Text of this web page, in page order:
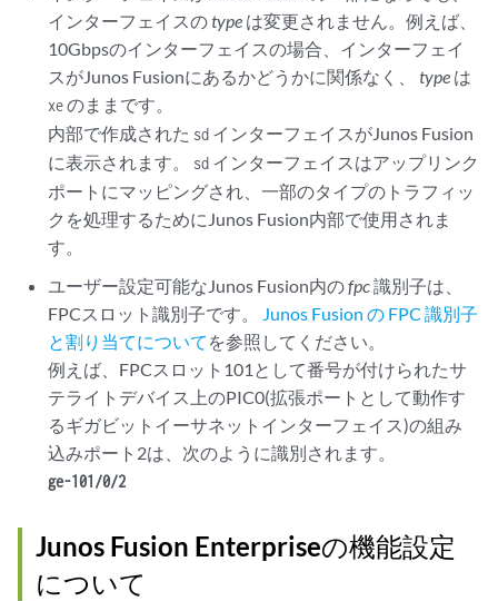
インターフェイスのtype は変更されません。例えば、
10Gbpsのインターフェイスの場合、インターフェイ
スがJunos Fusionにあるかどうかに関係なく、type は
xeのままです。
内部で作成された sd インターフェイスがJunos Fusion
に表示されます。 sd インターフェイスはアップリンク
ポートにマッピングされ、一部のタイプのトラフィッ
クを処理するためにJunos Fusion内部で使用されま
す。
ユーザー設定可能なJunos Fusion内のfpc識別子は、
FPCスロット識別子です。 Junos Fusion の FPC 識別子
と割り当てについて を参照してください。
例えば、FPCスロット101として番号が付けられたサ
テライトデバイス上のPIC0(拡張ポートとして動作す
るギガビットイーサネットインターフェイス)の組み
込みポート2は、次のように識別されます。
ge-101/0/2
Junos Fusion Enterpriseの機能設定
について